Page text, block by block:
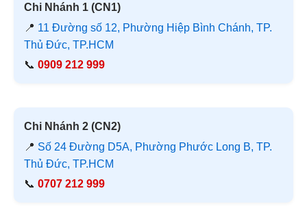
Chi Nhánh 1 (CN1)
📍 11 Đường số 12, Phường Hiệp Bình Chánh, TP.
Thủ Đức, TP.HCM
📞 0909 212 999
Chi Nhánh 2 (CN2)
📍 Số 24 Đường D5A, Phường Phước Long B, TP.
Thủ Đức, TP.HCM
📞 0707 212 999